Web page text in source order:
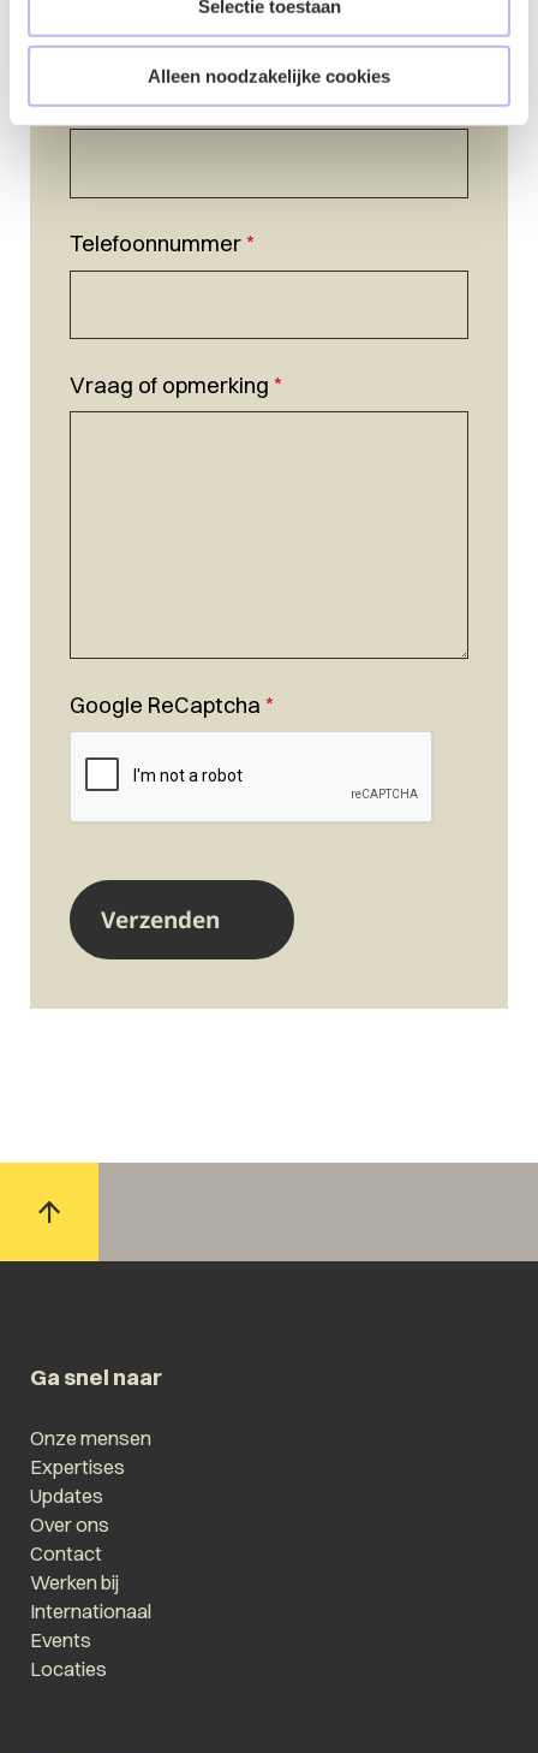
Selectie toestaan
Alleen noodzakelijke cookies
E-mailadres*
Telefoonnummer*
Vraag of opmerking *
Google ReCaptcha *
Ga snel naar
Onze mensen
Expertises
Updates
Over ons
Contact
Werken bij
Internationaal
Events
Locaties